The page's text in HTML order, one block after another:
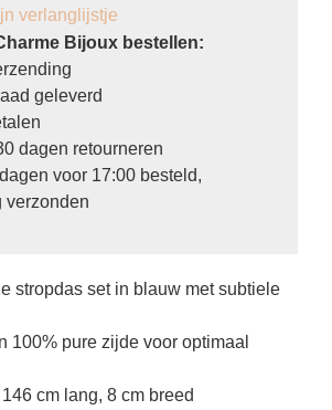
verlanglijstje
Bijoux bestellen:
geleverd
dagen retourneren
voor 17:00 besteld,
verzonden
stropdas set in blauw met subtiele
100% pure zijde voor optimaal
cm lang, 8 cm breed